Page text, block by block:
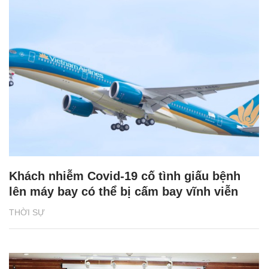
THỜI SỰ
Khách nhiễm Covid-19 cố tình giấu bệnh
lên máy bay có thể bị cấm bay vĩnh viễn